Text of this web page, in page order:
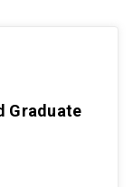
Graduate